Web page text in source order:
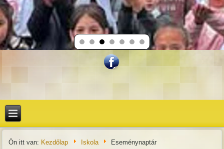
Ön itt van: Kezdőlap Iskola Eseménynaptár